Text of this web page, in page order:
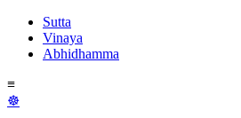
Sutta
Vinaya
Abhidhamma
≡
☸